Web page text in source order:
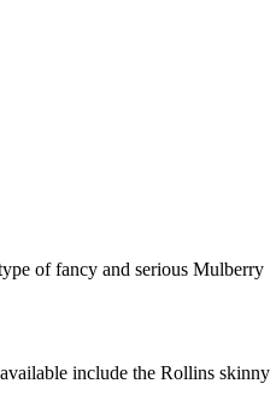
of fancy and serious Mulberry
include the Rollins skinny